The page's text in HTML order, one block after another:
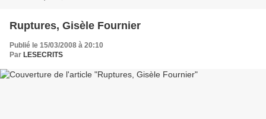
Ruptures, Gisèle Fournier
Publié le 15/03/2008 à 20:10
Par LESECRITS